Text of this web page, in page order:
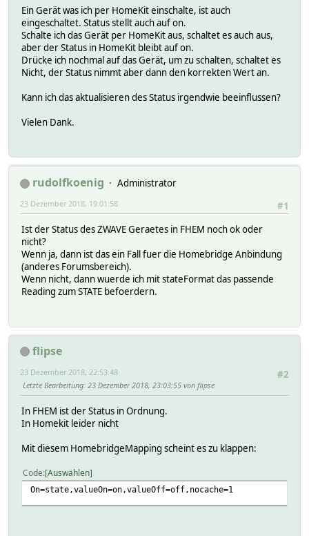
Ein Gerät was ich per HomeKit einschalte, ist auch
eingeschaltet. Status stellt auch auf on.
Schalte ich das Gerät per HomeKit aus, schaltet es auch aus,
aber der Status in HomeKit bleibt auf on.
Drücke ich nochmal auf das Gerät, um zu schalten, schaltet es
Nicht, der Status nimmt aber dann den korrekten Wert an.
Kann ich das aktualisieren des Status irgendwie beeinflussen?
Vielen Dank.
rudolfkoenig
Administrator
#1
23 Dezember 2018, 19:01:58
Ist der Status des ZWAVE Geraetes in FHEM noch ok oder
nicht?
Wenn ja, dann ist das ein Fall fuer die Homebridge Anbindung
(anderes Forumsbereich).
Wenn nicht, dann wuerde ich mit stateFormat das passende
Reading zum STATE befoerdern.
flipse
#2
23 Dezember 2018, 22:53:48
Letzte Bearbeitung: 23 Dezember 2018, 23:03:55 von flipse
In FHEM ist der Status in Ordnung.
In Homekit leider nicht
Mit diesem HomebridgeMapping scheint es zu klappen:
Code Auswählen
On=state,valueOn=on,valueOff=off,nocache=1